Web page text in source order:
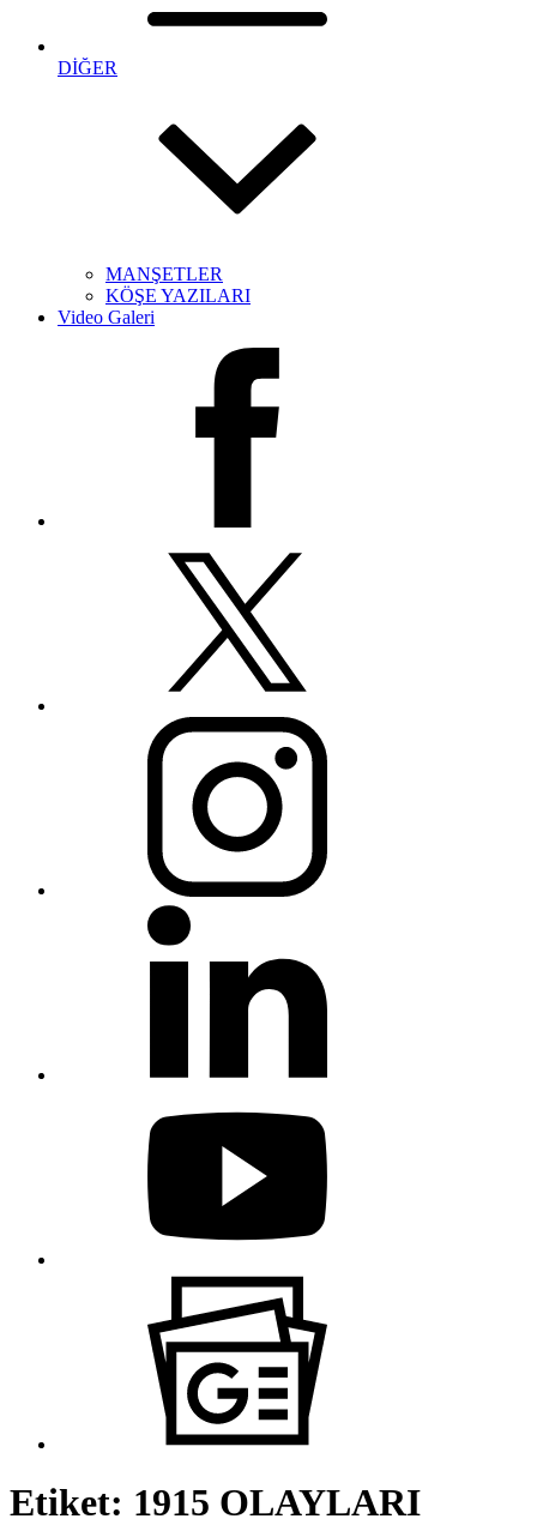
DİĞER
MANŞETLER
KÖŞE YAZILARI
Video Galeri
Etiket: 1915 OLAYLARI